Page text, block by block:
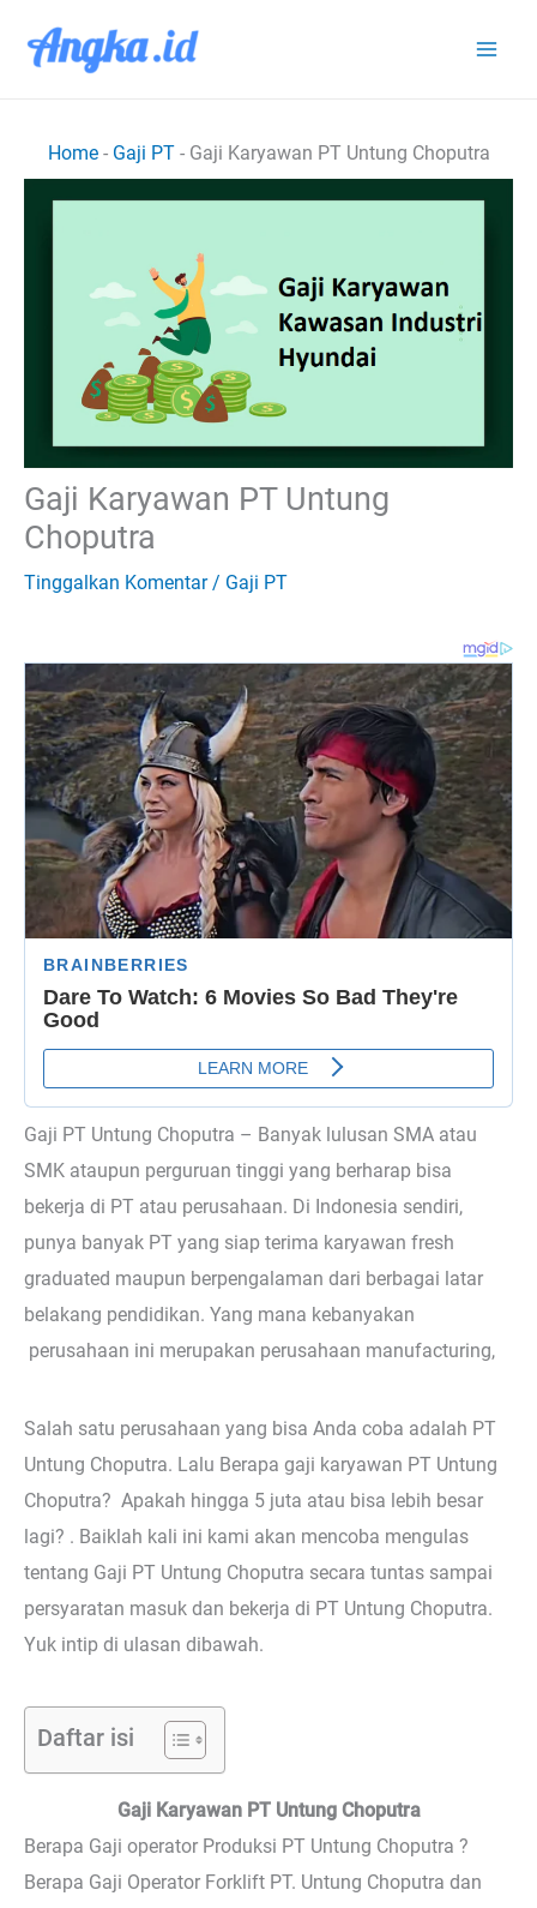
Home- Gaji PT- Gaji Karyawan PT Untung Choputra
Gaji Karyawan PT Untung
Choputra
Tinggalkan Komentar / Gaji PT
Gaji PT Untung Choputra – Banyak lulusan SMA atau
SMK ataupun perguruan tinggi yang berharap bisa
bekerja di PT atau perusahaan. Di Indonesia sendiri,
punya banyak PT yang siap terima karyawan fresh
graduated maupun berpengalaman dari berbagai latar
belakang pendidikan. Yang mana kebanyakan
perusahaan ini merupakan perusahaan manufacturing,
Salah satu perusahaan yang bisa Anda coba adalah PT
Untung Choputra. Lalu Berapa gaji karyawan PT Untung
Choputra? Apakah hingga 5 juta atau bisa lebih besar
lagi? . Baiklah kali ini kami akan mencoba mengulas
tentang Gaji PT Untung Choputra secara tuntas sampai
persyaratan masuk dan bekerja di PT Untung Choputra.
Yuk intip di ulasan dibawah.
Daftar isi
Gaji Karyawan PT Untung Choputra
Berapa Gaji operator Produksi PT Untung Choputra ?
Berapa Gaji Operator Forklift PT. Untung Choputra dan